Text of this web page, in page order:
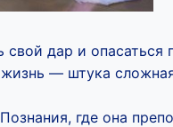
дар и опасаться
— штука
где она